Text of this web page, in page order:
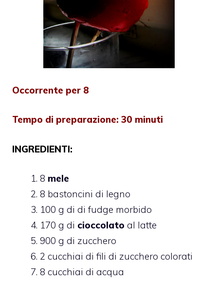
Occorrente per 8
Tempo di preparazione: 30 minuti
INGREDIENTI:
8 mele
8 bastoncini di legno
100 g di di fudge morbido
170 g di cioccolato al latte
900 g di zucchero
2 cucchiai di fili di zucchero colorati
8 cucchiai di acqua